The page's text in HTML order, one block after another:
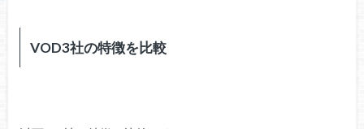
VOD3社の特徴を比較